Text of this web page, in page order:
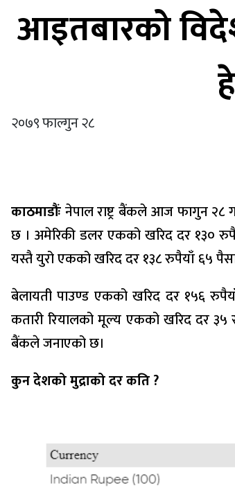
आइतबारको
२०७९ फाल्गुन २८
काठमाडौंःनेपाल राष्ट्र बैंकले आज फागुन २८
छ । अमेरिकी डलर एकको खरिद दर १३०
यस्तै युरो एकको खरिद दर १३८ रुपैयाँ ६५
बेलायती पाउण्ड एकको खरिद दर १५६
कतारी रियालको मूल्य एकको खरिद दर ३५
बैंकले जनाएको छ।
कुन देशको मुद्राको दर कति ?